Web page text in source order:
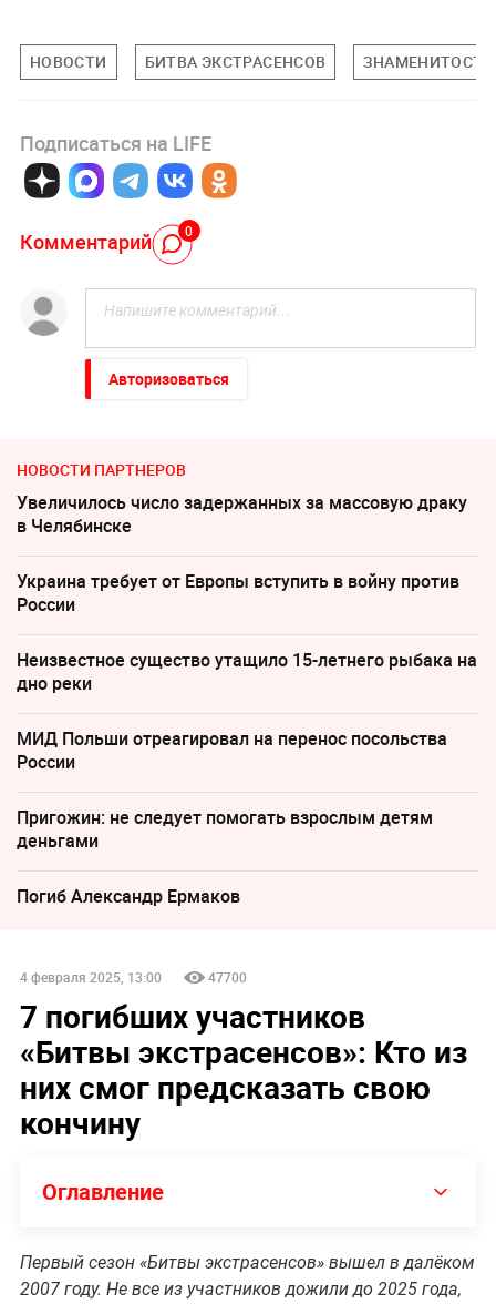
НОВОСТИ БИТВА ЭКСТРАСЕНСОВ ЗНАМЕНИТОСТИ
Подписаться на LIFE
Комментарий 0
Авторизоваться
НОВОСТИ ПАРТНЕРОВ
Увеличилось число задержанных за массовую драку
в Челябинске
Украина требует от Европы вступить в войну против
России
Неизвестное существо утащило 15-летнего рыбака на
дно реки
МИД Польши отреагировал на перенос посольства
России
Пригожин: не следует помогать взрослым детям
деньгами
Погиб Александр Ермаков
4 февраля 2025, 13:00 47700
7 погибших участников
«Битвы экстрасенсов»: Кто из
них смог предсказать свою
кончину
Оглавление
Первый сезон «Битвы экстрасенсов» вышел в далёком
2007 году. Не все из участников дожили до 2025 года,